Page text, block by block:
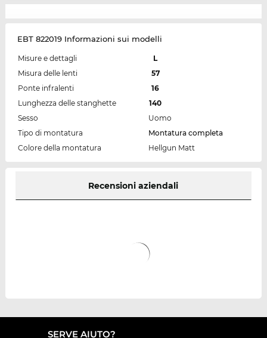
EBT 822019 Informazioni sui modelli
Misure e dettagli
L
Misura delle lenti
57
Ponte infralenti
16
Lunghezza delle stanghette
140
Sesso
Uomo
Tipo di montatura
Montatura completa
Colore della montatura
Hellgun Matt
Recensioni aziendali
SERVE AIUTO?